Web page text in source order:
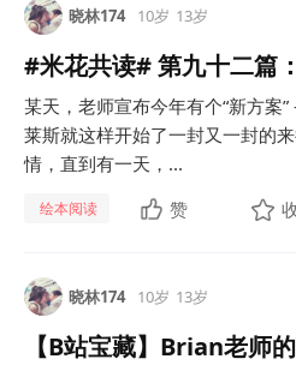
晓林174 10岁 13岁
#米花共读# 第九十二篇
某天，老师宣布今年有个“新方
莱斯就这样开始了一封又一封的
情，直到有一天，...
绘本阅读 赞
晓林174 10岁 13岁
【B站宝藏】Brian老师